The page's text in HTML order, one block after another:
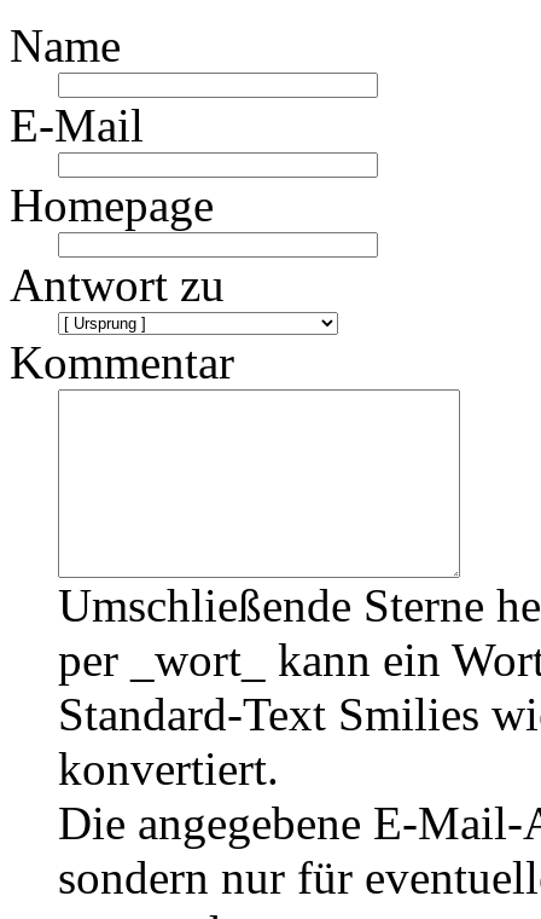
Name
E-Mail
Homepage
Antwort zu
Kommentar
Umschließende Sterne
per _wort_ kann ein
Standard-Text Smilies
konvertiert.
Die angegebene E-
sondern nur für